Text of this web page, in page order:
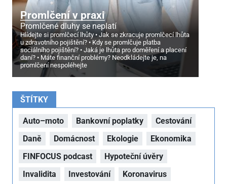
Promlčení v praxi
Promlčené dluhy se neplatí
Hlídejte si promlčecí lhůty
Jak se zkracuje promlčecí lhůta
u zdravotního pojištění?
Kdy se promlčuje platba
sociálního pojištění?
Jaká je lhůta pro doměření a placení
daní?
Máte finanční problémy? Neodkládejte je, na
promlčení nespoléhejte
ŠTÍTKY
Auto–moto Bankovní poplatky
Cestování
Daně
Domácnost Ekologie
Ekonomika
FINFOCUS podcast
Hypoteční úvěry
Invalidita
Investování Koronavirus